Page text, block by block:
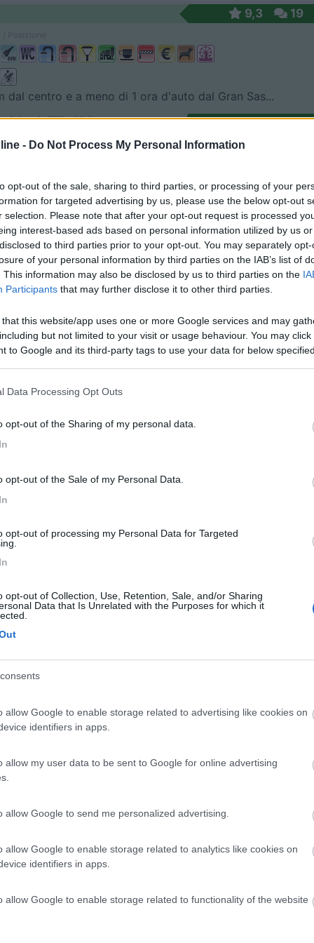
- Do Not Process My Personal Information
opt-out of the sale, sharing to third parties, or processing of your
for targeted advertising by us, please use the below opt-out
selection. Please note that after your opt-out request is processed
interest-based ads based on personal information utilized by us
to third parties prior to your opt-out. You may separately
of your personal information by third parties on the IAB’s list of
This information may also be disclosed by us to third parties on the
Participants that may further disclose it to other third parties.
that this website/app uses one or more Google services and may
but not limited to your visit or usage behaviour. You may
to Google and its third-party tags to use your data for below
Data Processing Opt Outs
opt-out of the Sharing of my personal data.
opt-out of the Sale of my Personal Data.
opt-out of processing my Personal Data for Targeted
opt-out of Collection, Use, Retention, Sale, and/or Sharing
Data that Is Unrelated with the Purposes for which it
allow Google to enable storage related to advertising like cookies on
identifiers in apps.
allow my user data to be sent to Google for online advertising
allow Google to send me personalized advertising.
allow Google to enable storage related to analytics like cookies on
identifiers in apps.
allow Google to enable storage related to functionality of the website
9,3 19
dal centro e a meno di 1 ora d'auto dal Gran Sas...
Spiaggia (TE) - 35.2km
Posizione
dal centro del paese e a 100 m dal mare, area sos...
degli Abruzzi (TE) - 36.1km
snc - Fraz. Cologna Spiaggia
Disponibilità
9 6
Posizione
700 m dal centro, l'azienda agricola biologica di...
di Sessanio (AQ) - 48.5km
centro, parcheggio misto auto, bus e camper, gra...
Posizione
(PE) - 8.5km
B&B Ristorante e nota come pensione per animali...